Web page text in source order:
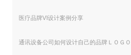
医疗品牌VI设计案例分享
通讯设备公司如何设计自己的品牌ＬＯＧＯ